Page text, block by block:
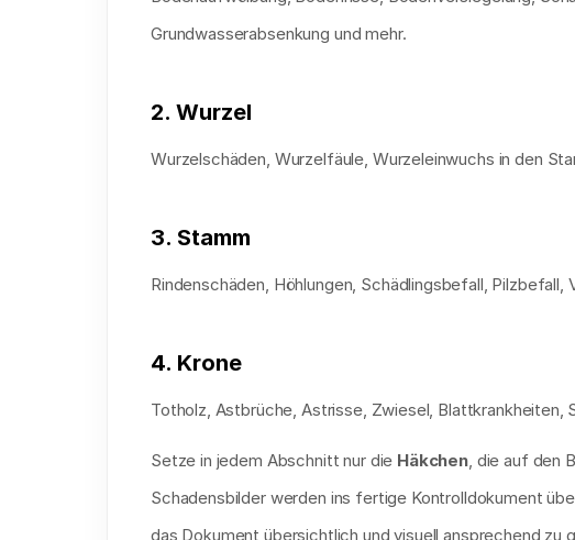
Grundwasserabsenkung und mehr.
2. Wurzel
Wurzelschäden, Wurzelfäule, Wurzeleinwuchs in den
3. Stamm
Rindenschäden, Höhlungen, Schädlingsbefall, Pilzbefall,
4. Krone
Totholz, Astbrüche, Astrisse, Zwiesel,
Setze in jedem Abschnitt nur die Häkchen, die auf den
Schadensbilder werden ins fertige Kontrolldokument
das Dokument übersichtlich und visuell ansprechend zu